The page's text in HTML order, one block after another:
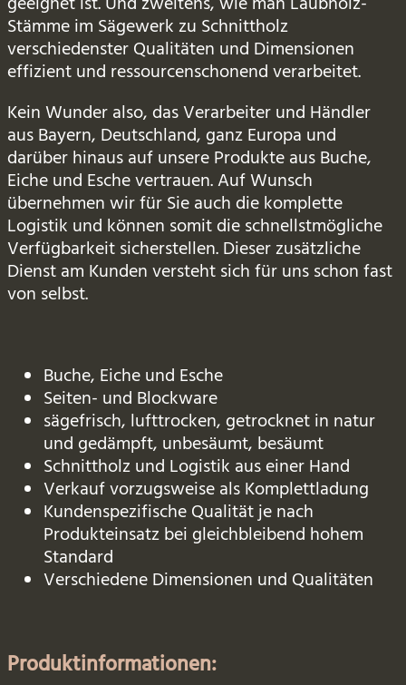
Stämme im Sägewerk zu Schnittholz
verschiedenster Qualitäten und Dimensionen
effizient und ressourcenschonend verarbeitet.
Kein Wunder also, das Verarbeiter und Händler
aus Bayern, Deutschland, ganz Europa und
darüber hinaus auf unsere Produkte aus Buche,
Eiche und Esche vertrauen. Auf Wunsch
übernehmen wir für Sie auch die komplette
Logistik und können somit die schnellstmögliche
Verfügbarkeit sicherstellen. Dieser zusätzliche
Dienst am Kunden versteht sich für uns schon fast
von selbst.
Buche, Eiche und Esche
Seiten- und Blockware
sägefrisch, lufttrocken, getrocknet in natur
und gedämpft, unbesäumt, besäumt
Schnittholz und Logistik aus einer Hand
Verkauf vorzugsweise als Komplettladung
Kundenspezifische Qualität je nach
Produkteinsatz bei gleichbleibend hohem
Standard
Verschiedene Dimensionen und Qualitäten
Produktinformationen: